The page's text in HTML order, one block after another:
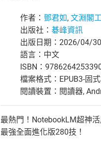
作者： 鄧君如, 文淵閣
出版社： 碁峰資訊
出版日期：2026/04/30
語言：中文
ISBN：
檔案格式：EPUB3-固
閱讀裝置：閱讀器,
最熱門！NotebookLM超神
最強全面進化版280技！